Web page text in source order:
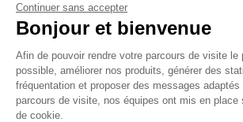
Vendez vos produits
Plan du site
Continuer sans accepter
Bonjour et bienvenue
Afin de pouvoir rendre votre parcours de visite le
possible, améliorer nos produits, générer des
fréquentation et proposer des messages
parcours de visite, nos équipes ont mis en place
de cookie.